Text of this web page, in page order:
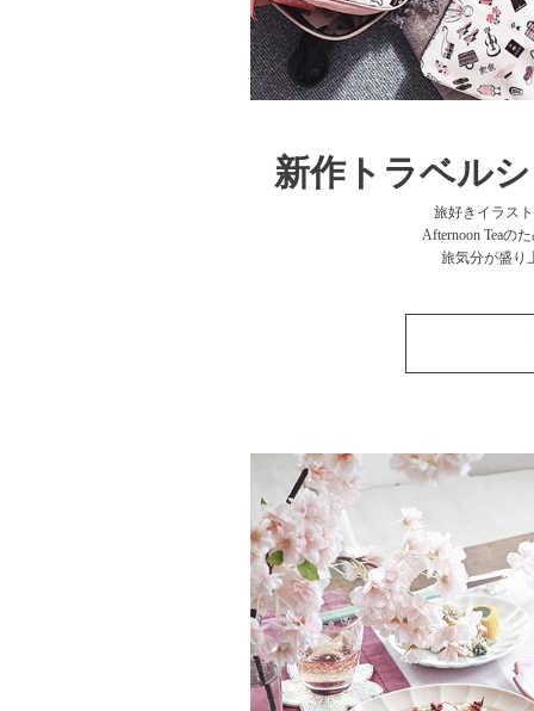
新作トラベル
旅好きイラス
Afternoon Teaの
旅気分が盛り